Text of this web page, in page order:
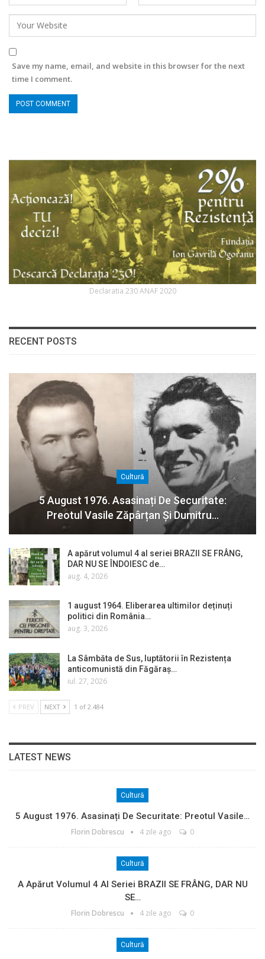
Save my name, email, and website in this browser for the next
time I comment.
Declaratia 230 ANAF 2020
RECENT POSTS
Cultură
5 August 1976. Asasinați De Securitate:
Preotul Vasile Zăpârțan Și Dumitru…
A apărut volumul 4 al seriei BRAZII SE FRÂNG,
DAR NU SE ÎNDOIESC de…
aug. 4, 2026
1 august 1964. Eliberarea ultimilor deținuți
politici din România…
aug. 3, 2026
La Sâmbăta de Sus, luptătorii în Rezistența
anticomunistă din Făgăraș…
iul. 27, 2026
PREV NEXT 1 of 2.484
LATEST NEWS
Cultură
5 August 1976. Asasinați De Securitate: Preotul Vasile…
Florin Dobrescu 4 zile ago 0
Cultură
A Apărut Volumul 4 Al Seriei BRAZII SE FRÂNG, DAR NU
SE…
Florin Dobrescu 4 zile ago 0
Cultură